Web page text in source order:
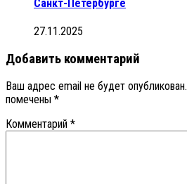
Санкт-Петербурге
27.11.2025
Добавить комментарий
Ваш адрес email не будет опубликован.
помечены *
Комментарий *